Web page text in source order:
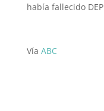
había fallecido DEP
Vía ABC